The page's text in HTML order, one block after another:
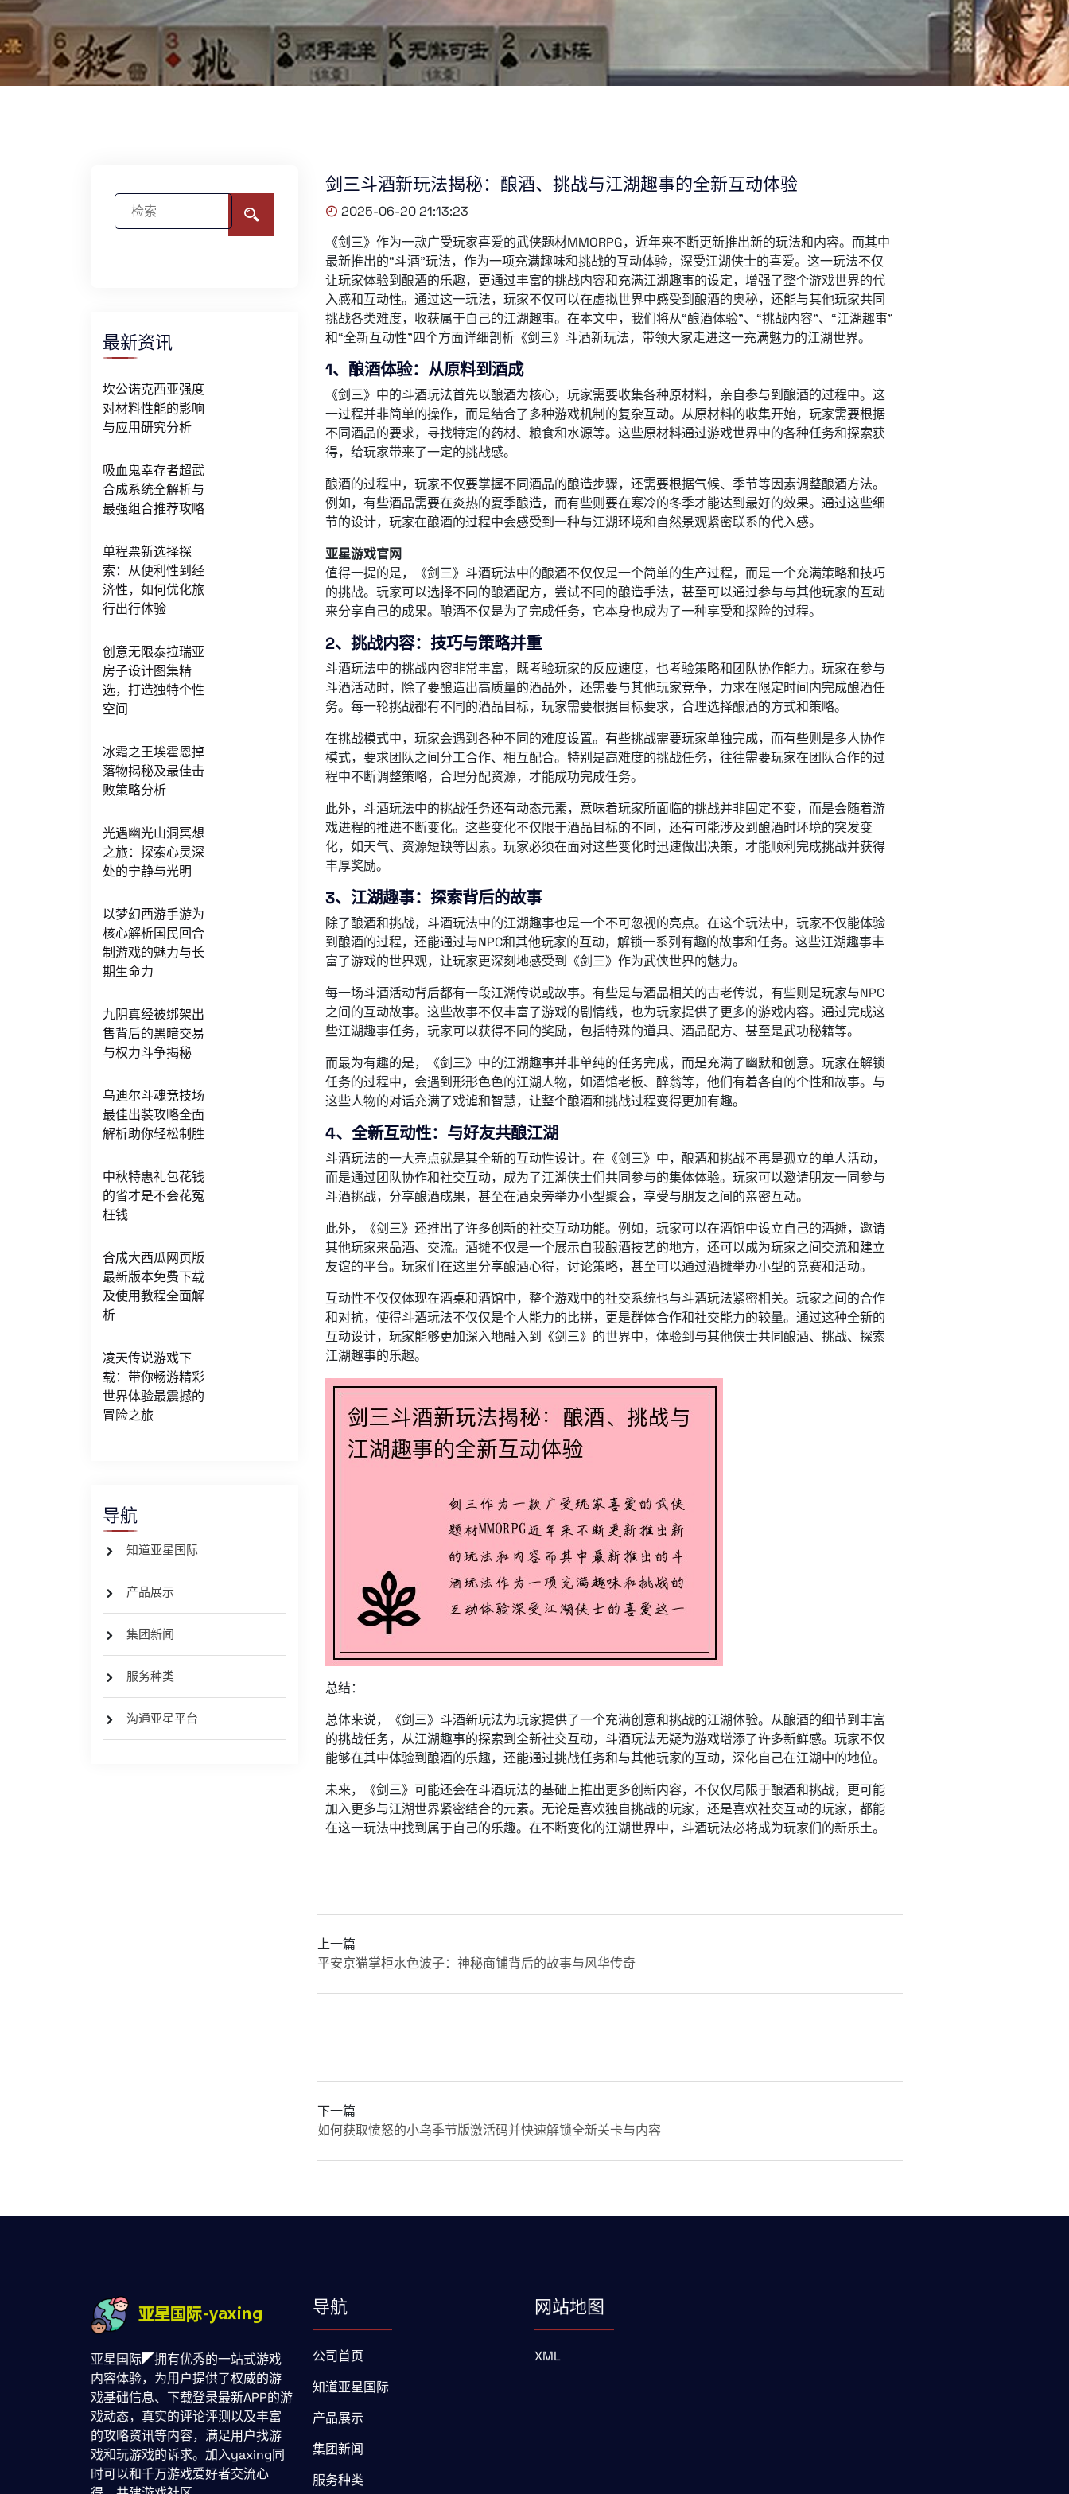
最新资讯
坎公诺克西亚强度
对材料性能的影响
与应用研究分析
吸血鬼幸存者超武
合成系统全解析与
最强组合推荐攻略
单程票新选择探
索：从便利性到经
济性，如何优化旅
行出行体验
创意无限泰拉瑞亚
房子设计图集精
选，打造独特个性
空间
冰霜之王埃霍恩掉
落物揭秘及最佳击
败策略分析
光遇幽光山洞冥想
之旅：探索心灵深
处的宁静与光明
以梦幻西游手游为
核心解析国民回合
制游戏的魅力与长
期生命力
九阴真经被绑架出
售背后的黑暗交易
与权力斗争揭秘
乌迪尔斗魂竞技场
最佳出装攻略全面
解析助你轻松制胜
中秋特惠礼包花钱
的省才是不会花冤
枉钱
合成大西瓜网页版
最新版本免费下载
及使用教程全面解
析
凌天传说游戏下
载：带你畅游精彩
世界体验最震撼的
冒险之旅
导航
知道亚星国际
产品展示
集团新闻
服务种类
沟通亚星平台
剑三斗酒新玩法揭秘：酿酒、挑战与江湖趣事的全新互动体验
2025-06-20 21:13:23
《剑三》作为一款广受玩家喜爱的武侠题材MMORPG，近年来不断更新推出新的玩法和内容。而其中
最新推出的“斗酒”玩法，作为一项充满趣味和挑战的互动体验，深受江湖侠士的喜爱。这一玩法不仅
让玩家体验到酿酒的乐趣，更通过丰富的挑战内容和充满江湖趣事的设定，增强了整个游戏世界的代
入感和互动性。通过这一玩法，玩家不仅可以在虚拟世界中感受到酿酒的奥秘，还能与其他玩家共同
挑战各类难度，收获属于自己的江湖趣事。在本文中，我们将从“酿酒体验”、“挑战内容”、“江湖趣事”
和“全新互动性”四个方面详细剖析《剑三》斗酒新玩法，带领大家走进这一充满魅力的江湖世界。
1、酿酒体验：从原料到酒成
《剑三》中的斗酒玩法首先以酿酒为核心，玩家需要收集各种原材料，亲自参与到酿酒的过程中。这
一过程并非简单的操作，而是结合了多种游戏机制的复杂互动。从原材料的收集开始，玩家需要根据
不同酒品的要求，寻找特定的药材、粮食和水源等。这些原材料通过游戏世界中的各种任务和探索获
得，给玩家带来了一定的挑战感。
酿酒的过程中，玩家不仅要掌握不同酒品的酿造步骤，还需要根据气候、季节等因素调整酿酒方法。
例如，有些酒品需要在炎热的夏季酿造，而有些则要在寒冷的冬季才能达到最好的效果。通过这些细
节的设计，玩家在酿酒的过程中会感受到一种与江湖环境和自然景观紧密联系的代入感。
亚星游戏官网
值得一提的是，《剑三》斗酒玩法中的酿酒不仅仅是一个简单的生产过程，而是一个充满策略和技巧
的挑战。玩家可以选择不同的酿酒配方，尝试不同的酿造手法，甚至可以通过参与与其他玩家的互动
来分享自己的成果。酿酒不仅是为了完成任务，它本身也成为了一种享受和探险的过程。
2、挑战内容：技巧与策略并重
斗酒玩法中的挑战内容非常丰富，既考验玩家的反应速度，也考验策略和团队协作能力。玩家在参与
斗酒活动时，除了要酿造出高质量的酒品外，还需要与其他玩家竞争，力求在限定时间内完成酿酒任
务。每一轮挑战都有不同的酒品目标，玩家需要根据目标要求，合理选择酿酒的方式和策略。
在挑战模式中，玩家会遇到各种不同的难度设置。有些挑战需要玩家单独完成，而有些则是多人协作
模式，要求团队之间分工合作、相互配合。特别是高难度的挑战任务，往往需要玩家在团队合作的过
程中不断调整策略，合理分配资源，才能成功完成任务。
此外，斗酒玩法中的挑战任务还有动态元素，意味着玩家所面临的挑战并非固定不变，而是会随着游
戏进程的推进不断变化。这些变化不仅限于酒品目标的不同，还有可能涉及到酿酒时环境的突发变
化，如天气、资源短缺等因素。玩家必须在面对这些变化时迅速做出决策，才能顺利完成挑战并获得
丰厚奖励。
3、江湖趣事：探索背后的故事
除了酿酒和挑战，斗酒玩法中的江湖趣事也是一个不可忽视的亮点。在这个玩法中，玩家不仅能体验
到酿酒的过程，还能通过与NPC和其他玩家的互动，解锁一系列有趣的故事和任务。这些江湖趣事丰
富了游戏的世界观，让玩家更深刻地感受到《剑三》作为武侠世界的魅力。
每一场斗酒活动背后都有一段江湖传说或故事。有些是与酒品相关的古老传说，有些则是玩家与NPC
之间的互动故事。这些故事不仅丰富了游戏的剧情线，也为玩家提供了更多的游戏内容。通过完成这
些江湖趣事任务，玩家可以获得不同的奖励，包括特殊的道具、酒品配方、甚至是武功秘籍等。
而最为有趣的是，《剑三》中的江湖趣事并非单纯的任务完成，而是充满了幽默和创意。玩家在解锁
任务的过程中，会遇到形形色色的江湖人物，如酒馆老板、醉翁等，他们有着各自的个性和故事。与
这些人物的对话充满了戏谑和智慧，让整个酿酒和挑战过程变得更加有趣。
4、全新互动性：与好友共酿江湖
斗酒玩法的一大亮点就是其全新的互动性设计。在《剑三》中，酿酒和挑战不再是孤立的单人活动，
而是通过团队协作和社交互动，成为了江湖侠士们共同参与的集体体验。玩家可以邀请朋友一同参与
斗酒挑战，分享酿酒成果，甚至在酒桌旁举办小型聚会，享受与朋友之间的亲密互动。
此外，《剑三》还推出了许多创新的社交互动功能。例如，玩家可以在酒馆中设立自己的酒摊，邀请
其他玩家来品酒、交流。酒摊不仅是一个展示自我酿酒技艺的地方，还可以成为玩家之间交流和建立
友谊的平台。玩家们在这里分享酿酒心得，讨论策略，甚至可以通过酒摊举办小型的竞赛和活动。
互动性不仅仅体现在酒桌和酒馆中，整个游戏中的社交系统也与斗酒玩法紧密相关。玩家之间的合作
和对抗，使得斗酒玩法不仅仅是个人能力的比拼，更是群体合作和社交能力的较量。通过这种全新的
互动设计，玩家能够更加深入地融入到《剑三》的世界中，体验到与其他侠士共同酿酒、挑战、探索
江湖趣事的乐趣。
总结：
总体来说，《剑三》斗酒新玩法为玩家提供了一个充满创意和挑战的江湖体验。从酿酒的细节到丰富
的挑战任务，从江湖趣事的探索到全新社交互动，斗酒玩法无疑为游戏增添了许多新鲜感。玩家不仅
能够在其中体验到酿酒的乐趣，还能通过挑战任务和与其他玩家的互动，深化自己在江湖中的地位。
未来，《剑三》可能还会在斗酒玩法的基础上推出更多创新内容，不仅仅局限于酿酒和挑战，更可能
加入更多与江湖世界紧密结合的元素。无论是喜欢独自挑战的玩家，还是喜欢社交互动的玩家，都能
在这一玩法中找到属于自己的乐趣。在不断变化的江湖世界中，斗酒玩法必将成为玩家们的新乐土。
上一篇
平安京猫掌柜水色波子：神秘商铺背后的故事与风华传奇
下一篇
如何获取愤怒的小鸟季节版激活码并快速解锁全新关卡与内容
亚星国际◤拥有优秀的一站式游戏
内容体验，为用户提供了权威的游
戏基础信息、下载登录最新APP的游
戏动态，真实的评论评测以及丰富
的攻略资讯等内容，满足用户找游
戏和玩游戏的诉求。加入yaxing同
时可以和千万游戏爱好者交流心
导航
公司首页
知道亚星国际
产品展示
集团新闻
服务种类
网站地图
XML